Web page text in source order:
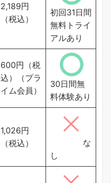
2,189円
（税込）
初回31日間
無料トライ
アルあり
600円（税
込）（プラ
イム会員）
30日間無
料体験あり
1,026円
（税込）
な
し